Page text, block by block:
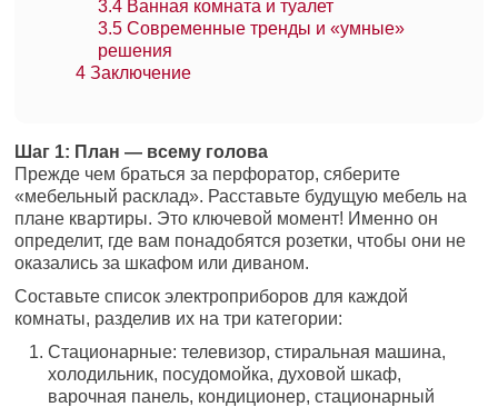
3.4 Ванная комната и туалет
3.5 Современные тренды и «умные»
решения
4 Заключение
Шаг 1: План — всему голова
Прежде чем браться за перфоратор, сяберите
«мебельный расклад». Расставьте будущую мебель на
плане квартиры. Это ключевой момент! Именно он
определит, где вам понадобятся розетки, чтобы они не
оказались за шкафом или диваном.
Составьте список электроприборов для каждой
комнаты, разделив их на три категории:
Стационарные: телевизор, стиральная машина,
холодильник, посудомойка, духовой шкаф,
варочная панель, кондиционер, стационарный